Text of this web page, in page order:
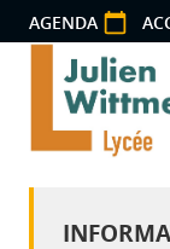
AGENDA
Panneau de